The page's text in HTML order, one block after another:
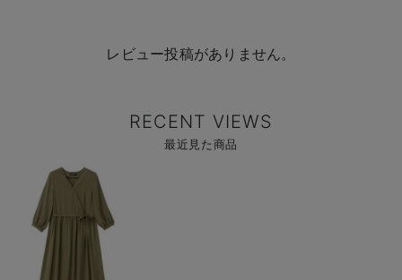
レビュー投稿がありません。
RECENT VIEWS
最近見た商品